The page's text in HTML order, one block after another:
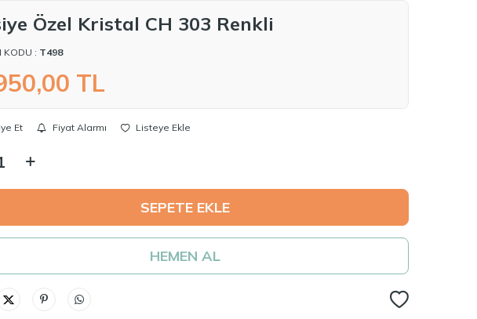
Özel Kristal CH 303 Renkli
KODU : T498
TL
Et Fiyat Alarmı Listeye Ekle
SEPETE EKLE
HEMEN AL